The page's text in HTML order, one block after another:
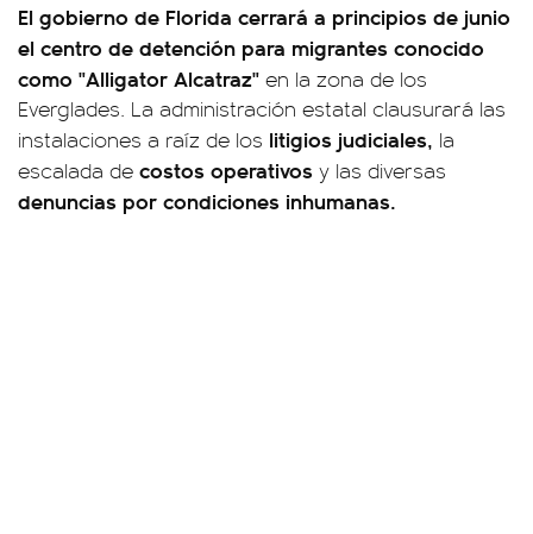
El gobierno de Florida cerrará a principios de junio
el centro de detención para migrantes conocido
como "Alligator Alcatraz" en la zona de los
Everglades. La administración estatal clausurará las
instalaciones a raíz de los litigios judiciales, la
escalada de costos operativos y las diversas
denuncias por condiciones inhumanas.